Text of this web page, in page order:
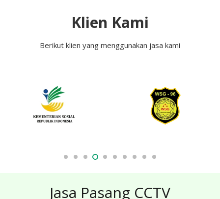
Klien Kami
Berikut klien yang menggunakan jasa kami
Jasa Pasang CCTV